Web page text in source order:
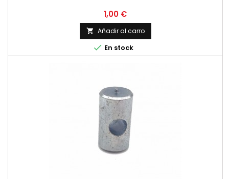
Precio
1,00 €
 Añadir al carro
 En stock